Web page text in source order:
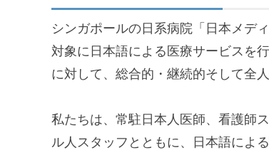
シンガポールの日系病院「日本メデ
対象に日本語による医療サービスを
に対して、総合的・継続的そして全
私たちは、常駐日本人医師、看護師
ル人スタッフとともに、日本語によ